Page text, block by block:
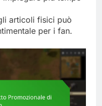
articoli fisici può
per i fan.